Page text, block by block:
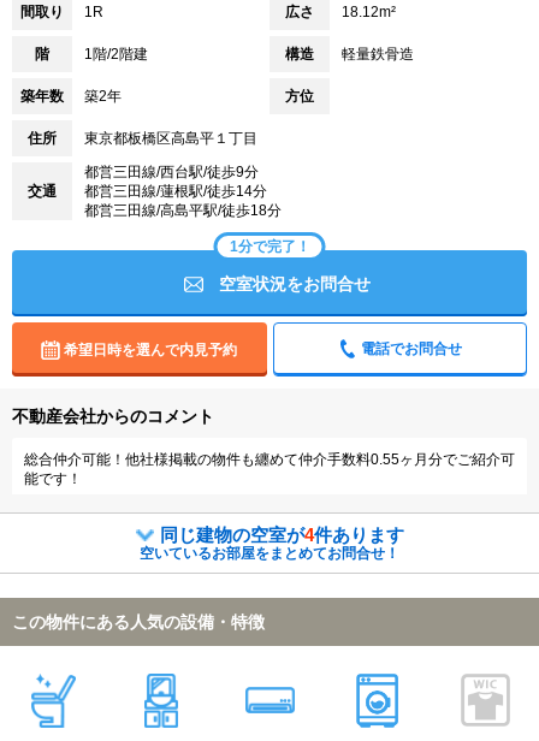
間取り 1R 広さ 18.12m²
階 1階/2階建 構造 軽量鉄骨造
築年数 築2年 方位
住所 東京都板橋区高島平１丁目
交通
都営三田線/西台駅/徒歩9分
都営三田線/蓮根駅/徒歩14分
都営三田線/高島平駅/徒歩18分
1分で完了！
空室状況をお問合せ
希望日時を選んで内見予約 電話でお問合せ
不動産会社からのコメント
総合仲介可能！他社様掲載の物件も纏めて仲介手数料0.55ヶ月分でご紹介可
能です！
同じ建物の空室が4件あります
空いているお部屋をまとめてお問合せ！
この物件にある人気の設備・特徴